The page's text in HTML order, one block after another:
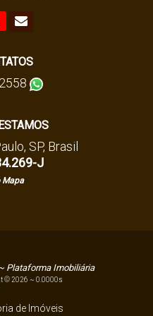
, SP, Brasil
J
Plataforma Imobiliária
© 2026 ~ 0.0000s
de Imóveis